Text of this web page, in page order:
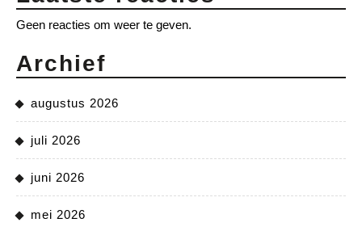
Geen reacties om weer te geven.
Archief
augustus 2026
juli 2026
juni 2026
mei 2026